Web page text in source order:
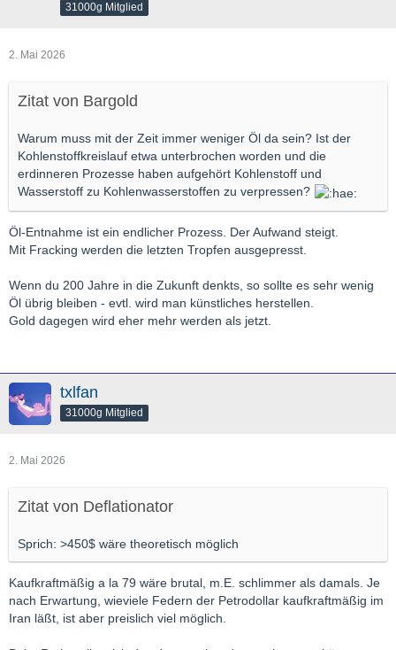
31000g Mitglied
2. Mai 2026
Zitat von Bargold
Warum muss mit der Zeit immer weniger Öl da sein? Ist der
Kohlenstoffkreislauf etwa unterbrochen worden und die
erdinneren Prozesse haben aufgehört Kohlenstoff und
Wasserstoff zu Kohlenwasserstoffen zu verpressen?
Öl-Entnahme ist ein endlicher Prozess. Der Aufwand steigt.
Mit Fracking werden die letzten Tropfen ausgepresst.
Wenn du 200 Jahre in die Zukunft denkts, so sollte es sehr wenig
Öl übrig bleiben - evtl. wird man künstliches herstellen.
Gold dagegen wird eher mehr werden als jetzt.
txlfan
31000g Mitglied
2. Mai 2026
Zitat von Deflationator
Sprich: >450$ wäre theoretisch möglich
Kaufkraftmäßig a la 79 wäre brutal, m.E. schlimmer als damals. Je
nach Erwartung, wieviele Federn der Petrodollar kaufkraftmäßig im
Iran läßt, ist aber preislich viel möglich.